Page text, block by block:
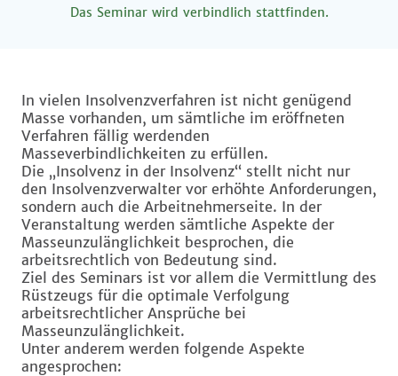
Das Seminar wird verbindlich stattfinden.
In vielen Insolvenzverfahren ist nicht genügend
Masse vorhanden, um sämtliche im eröffneten
Verfahren fällig werdenden
Masseverbindlichkeiten zu erfüllen.
Die „Insolvenz in der Insolvenz“ stellt nicht nur
den Insolvenzverwalter vor erhöhte Anforderungen,
sondern auch die Arbeitnehmerseite. In der
Veranstaltung werden sämtliche Aspekte der
Masseunzulänglichkeit besprochen, die
arbeitsrechtlich von Bedeutung sind.
Ziel des Seminars ist vor allem die Vermittlung des
Rüstzeugs für die optimale Verfolgung
arbeitsrechtlicher Ansprüche bei
Masseunzulänglichkeit.
Unter anderem werden folgende Aspekte
angesprochen: